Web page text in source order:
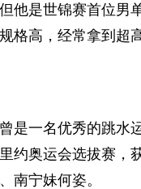
他是世锦赛首位男
格高，经常拿到超
是一名优秀的跳水
约奥运会选拔赛，
南宁妹何姿。